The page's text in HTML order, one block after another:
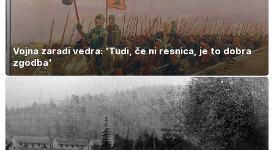
Vojna zaradi vedra: 'Tudi, če ni resnica, je to dobra
zgodba'